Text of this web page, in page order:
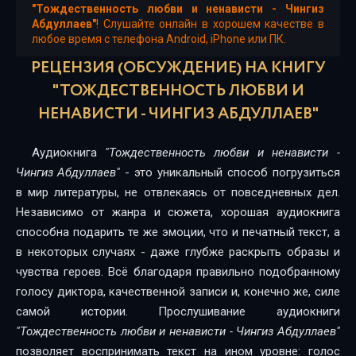
Тождественность любви и ненависти
Тождественность любви и ненависти
Тождественность любви и ненависти
Тождественность любви и ненависти
Тождественность любви и ненависти
Тождественность любви и ненависти
Тождественность любви и ненависти
Тождественность любви и ненависти
Тождественность любви и ненависти
"Тождественность любви и ненависти - Чингиз
Абдуллаев"! Слушайте онлайн в хорошем качестве в
любое время с телефона Android, iPhone или ПК.
РЕЦЕНЗИЯ (ОБСУЖДЕНИЕ) НА КНИГУ
"ТОЖДЕСТВЕННОСТЬ ЛЮБВИ И
НЕНАВИСТИ - ЧИНГИЗ АБДУЛЛАЕВ"
Аудиокнига "Тождественность любви и ненависти -
Чингиз Абдуллаев" - это уникальный способ погрузиться
в мир литературы, не отвлекаясь от повседневных дел.
Независимо от жанра и сюжета, хорошая аудиокнига
способна подарить те же эмоции, что и печатный текст, а
в некоторых случаях - даже глубже раскрыть образы и
чувства героев. Всё благодаря правильно подобранному
голосу диктора, качественной записи и, конечно же, силе
самой истории. Прослушивание аудиокниги
"Тождественность любви и ненависти - Чингиз Абдуллаев"
позволяет воспринимать текст на ином уровне: голос